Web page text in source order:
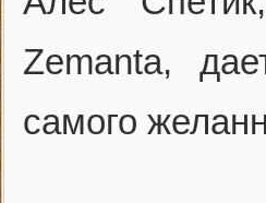
Zemanta,
самого